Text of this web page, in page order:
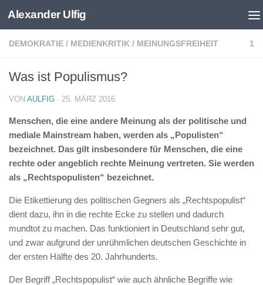
Skip to content
Alexander Ulfig
DEMOKRATIE / MEDIENKRITIK / MEINUNGSFREIHEIT 1
Was ist Populismus?
VON AULFIG · 25. MÄRZ 2016
Menschen, die eine andere Meinung als der politische und
mediale Mainstream haben, werden als „Populisten“
bezeichnet. Das gilt insbesondere für Menschen, die eine
rechte oder angeblich rechte Meinung vertreten. Sie werden
als „Rechtspopulisten“ bezeichnet.
Die Etikettierung des politischen Gegners als „Rechtspopulist“
dient dazu, ihn in die rechte Ecke zu stellen und dadurch
mundtot zu machen. Das funktioniert in Deutschland sehr gut,
und zwar aufgrund der unrühmlichen deutschen Geschichte in
der ersten Hälfte des 20. Jahrhunderts.
Der Begriff „Rechtspopulist“ wie auch ähnliche Begriffe wie